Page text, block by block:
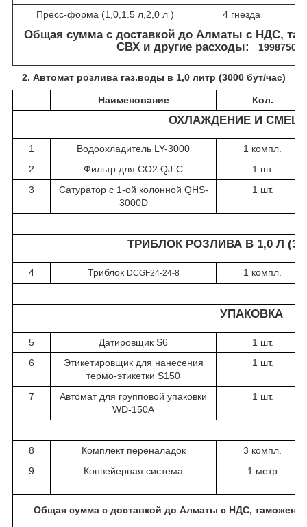
Пресс-форма (1,0,1 5 л,2,0 л ) 4 гнезда
Общая сумма с доставкой до Алматы с НДС,
СВХ и другие расходы:
19987500
2. Автомат розлива газ.воды в 1,0 литр (3000 бут/час)
Наименование Кол.
ОХЛАЖДЕНИЕ И
1 Водоохладитель LY-3000
1 компл.
2
Фильтр для CO2 QJ-C
1 шт.
3
Сатуратор с 1-ой колонной QHS-
3000D
1 шт.
ТРИБЛОК РОЗЛИВА В 1,0 Л
4 Триблок DCGF24-24-8 1 компл.
УПАКОВКА
5 Датировщик S6
1 шт.
6
Этикетировщик для нанесения
термо-этикетки S150
1 шт.
7
Автомат для групповой упаковки
WD-150A
1 шт.
8 Комплект переналадок
3 компл.
9
Конвейерная система 1 метр
Общая сумма с доставкой до Алматы с НДС,